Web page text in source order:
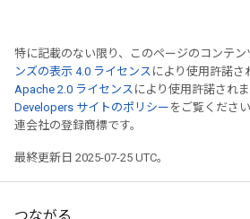
特に記載のない限り、このページのコンテン
ンズの表示 4.0 ライセンス により使用許諾さ
Apache 2.0 ライセンス により使用許諾されま
Developers サイトのポリシー をご覧くださ
連会社の登録商標です。
最終更新日 2025-07-25 UTC。